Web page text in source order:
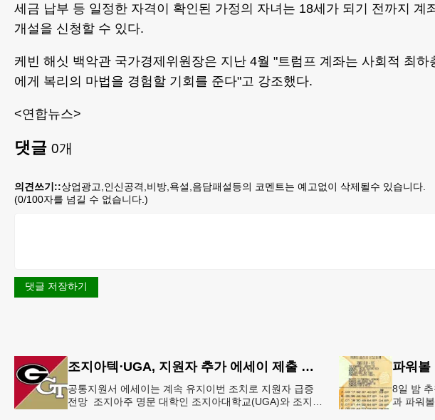
세금 납부 등 일정한 자격이 확인된 가정의 자녀는 18세가 되기 전까지 계
개설을 신청할 수 있다.
케빈 해싯 백악관 국가경제위원장은 지난 4월 "트럼프 계좌는 사회적 최하
에게 복리의 마법을 경험할 기회를 준다"고 강조했다.
<연합뉴스>
댓글 0개
의견쓰기::상업광고,인신공격,비방,욕설,음담패설등의 코멘트는 예고없이 삭제될수 있습니다.
(0/100자를 넘길 수 없습니다.)
댓글 저장하기
조지아텍⋅UGA, 지원자 추가 에세이 제출 폐지
공통지원서 에세이는 계속 유지이번 조치로 지원자 급증
전망 조지아주 명문 대학인 조지아대학교(UGA)와 조지아
파워볼
8일 밤
과 파워